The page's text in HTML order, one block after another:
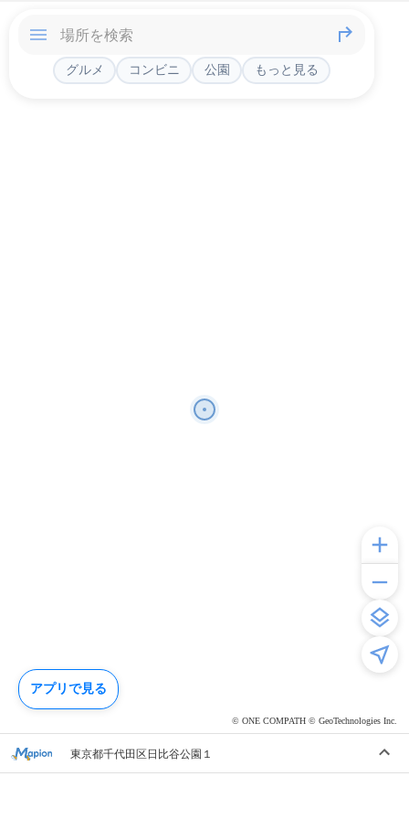
© ONE COMPATH © GeoTechnologies Inc.
グルメ コンビニ 公園 もっと見る
東京都千代田区日比谷公園１
アプリで見る